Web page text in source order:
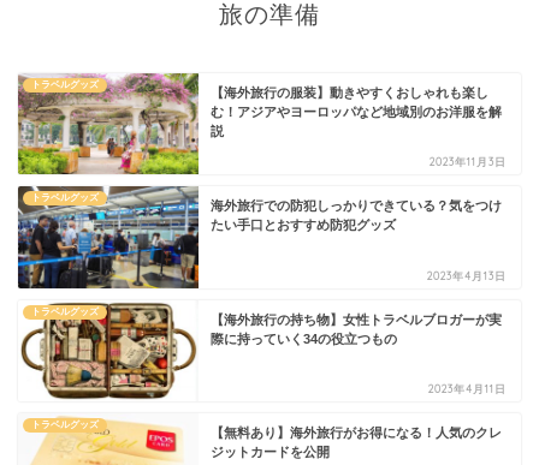
旅の準備
トラベルグッズ
【海外旅行の服装】動きやすくおしゃれも楽し
む！アジアやヨーロッパなど地域別のお洋服を解
説
2023年11月3日
トラベルグッズ
海外旅行での防犯しっかりできている？気をつけ
たい手口とおすすめ防犯グッズ
2023年4月13日
トラベルグッズ
【海外旅行の持ち物】女性トラベルブロガーが実
際に持っていく34の役立つもの
2023年4月11日
トラベルグッズ
【無料あり】海外旅行がお得になる！人気のクレ
ジットカードを公開